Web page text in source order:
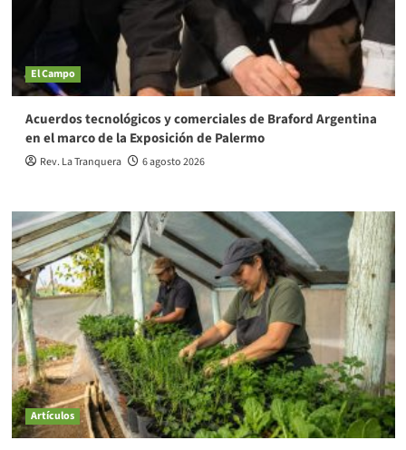
El Campo
Acuerdos tecnológicos y comerciales de Braford Argentina
en el marco de la Exposición de Palermo
Rev. La Tranquera 6 agosto 2026
Artículos